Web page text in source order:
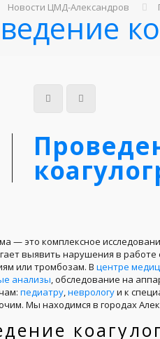
Новости ЦМД-Александров
— это комплексное
выявить нарушения в работе
или тромбозам. В центре
анализы, обследование на
педиатру,неврологуи к
Мы находимся в городах